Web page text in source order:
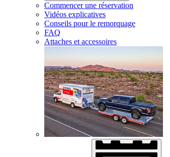
Commencer une réservation
Vidéos explicatives
Conseils pour le remorquage
FAQ
Attaches et accessoires